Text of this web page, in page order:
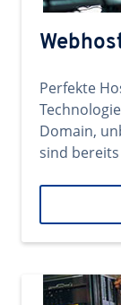
Perfekte
Domain,
sind